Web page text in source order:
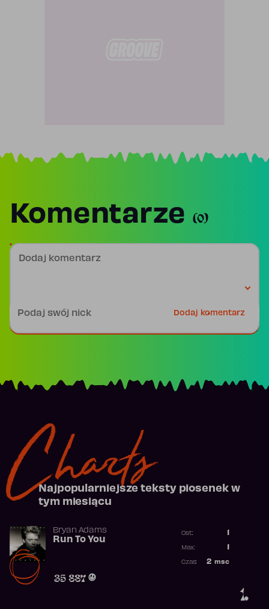
Komentarze (0)
Dodaj komentarz
Dodaj komentarz
Charts
Najpopularniejsze teksty piosenek w
tym miesiącu
1.
Bryan Adams
Run To You
35 887
Ost.:
Max:
2 msc
Czas: